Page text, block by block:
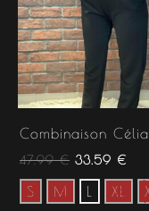
Combinaison Célia
47.99€ 33.59 €
S M L XL